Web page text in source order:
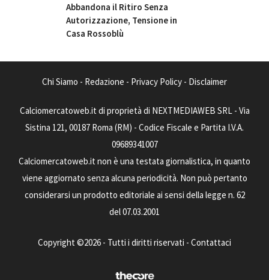
Abbandona il Ritiro Senza
Autorizzazione, Tensione in
Casa Rossoblù
Chi Siamo - Redazione - Privacy Policy - Disclaimer
Calciomercatoweb.it di proprietà di NEXTMEDIAWEB SRL - Via
Sistina 121, 00187 Roma (RM) - Codice Fiscale e Partita I.V.A.
09689341007
Calciomercatoweb.it non è una testata giornalistica, in quanto
viene aggiornato senza alcuna periodicità. Non può pertanto
considerarsi un prodotto editoriale ai sensi della legge n. 62
del 07.03.2001
Copyright ©2026 - Tutti i diritti riservati - Contattaci